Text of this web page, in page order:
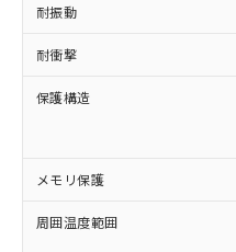
耐振動
耐衝撃
保護構造
メモリ保護
周囲温度範囲
お客様が当
登録された部
および当社の
品・サービス
引・商談に
※当社の共同
用者の範囲
※3 非含有証明
下記の非含有証明
とができます。
EU RoHS指令（10
51物質の非含有証
※本証明書は発行
るもので、過去に